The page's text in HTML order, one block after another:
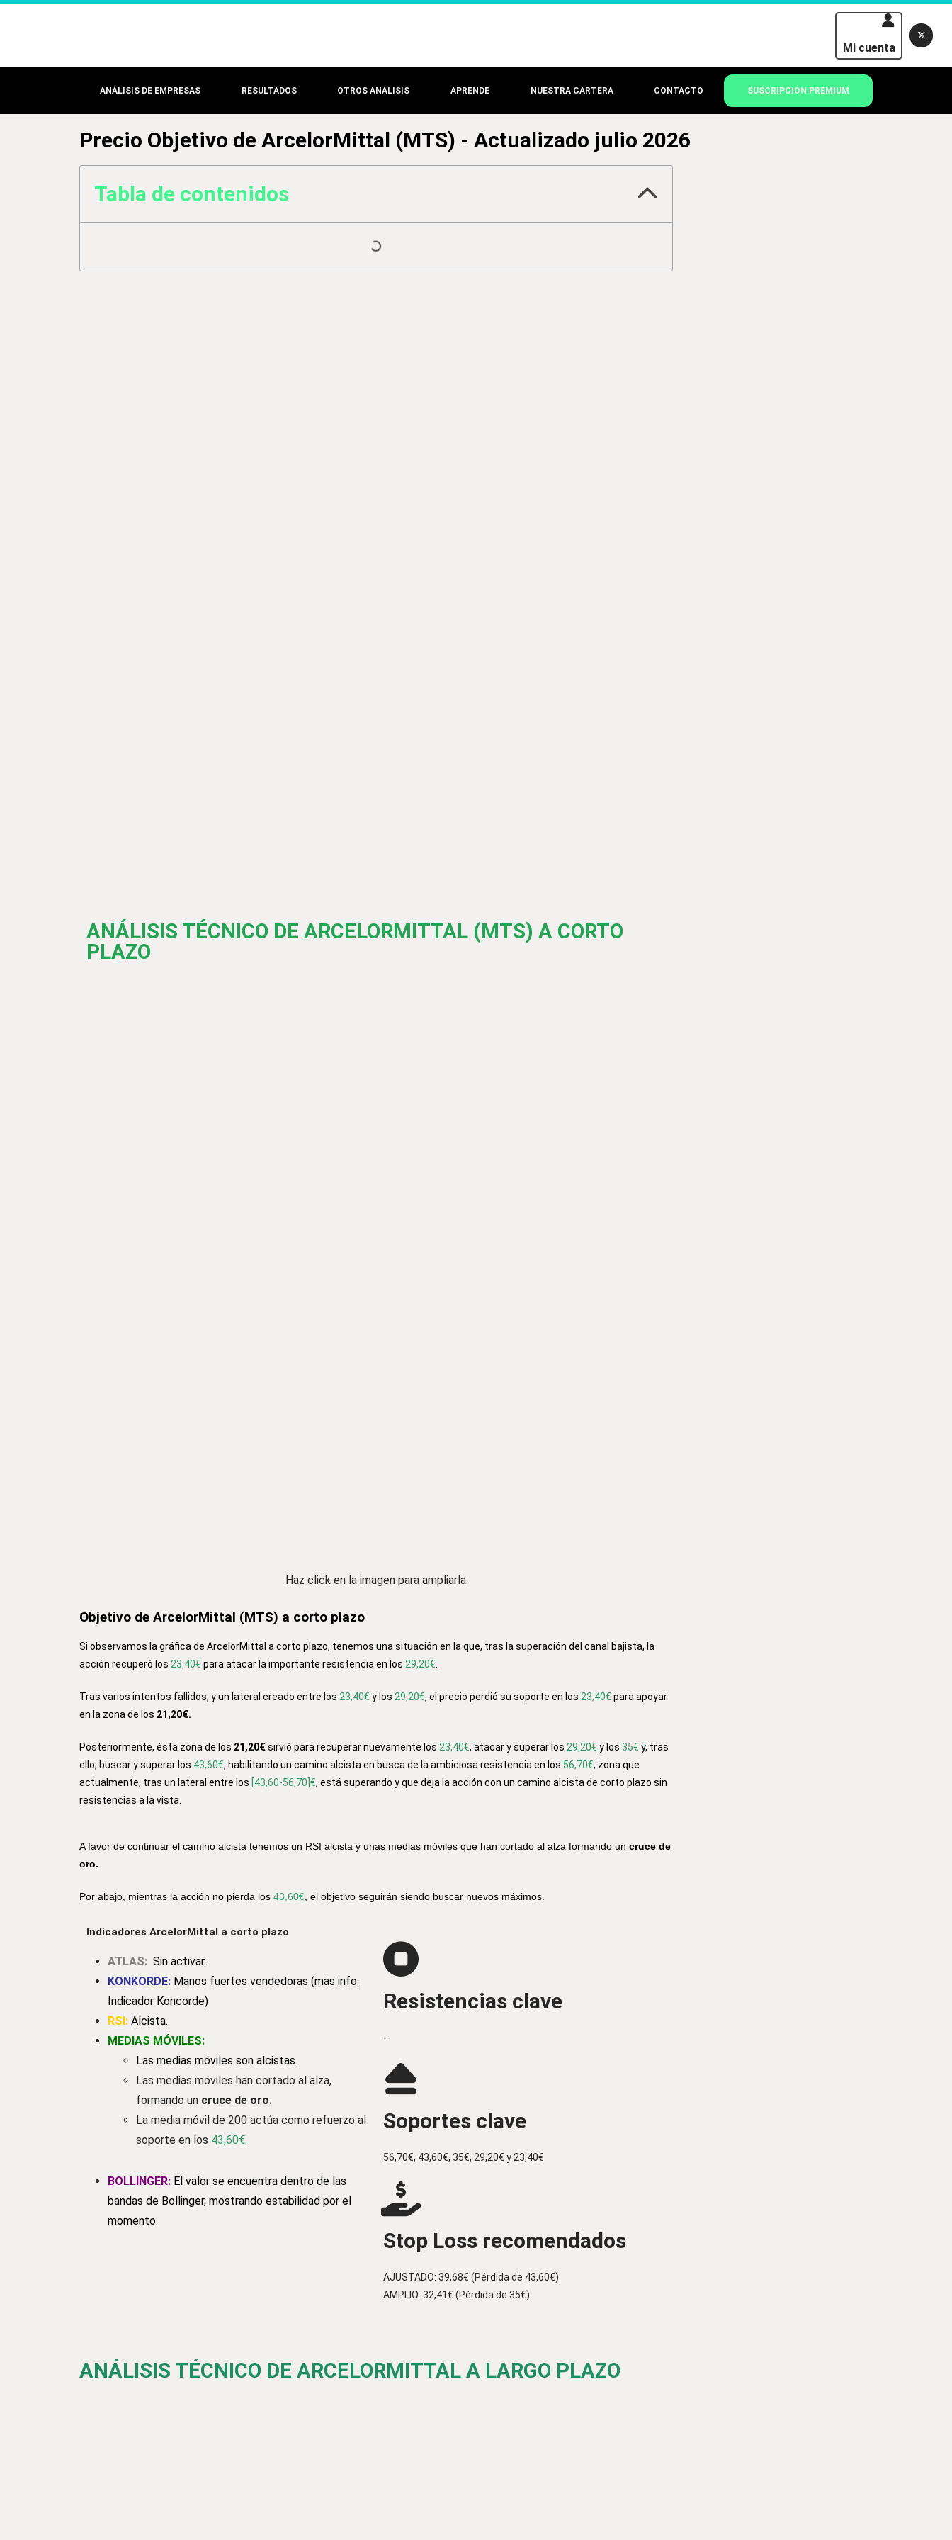
Mi cuenta
ANÁLISIS DE EMPRESAS RESULTADOS OTROS ANÁLISIS APRENDE NUESTRA CARTERA CONTACTO SUSCRIPCIÓN PREMIUM
Precio Objetivo de ArcelorMittal (MTS) - Actualizado julio 2026
Tabla de contenidos
ANÁLISIS TÉCNICO DE ARCELORMITTAL (MTS) A CORTO
PLAZO
Haz click en la imagen para ampliarla
Objetivo de ArcelorMittal (MTS) a corto plazo
Si observamos la gráfica de ArcelorMittal a corto plazo, tenemos una situación en la que, tras la superación del canal bajista, la
acción recuperó los 23,40€ para atacar la importante resistencia en los 29,20€.
Tras varios intentos fallidos, y un lateral creado entre los 23,40€ y los 29,20€, el precio perdió su soporte en los 23,40€ para apoyar
en la zona de los 21,20€.
Posteriormente, ésta zona de los 21,20€sirvió para recuperar nuevamente los 23,40€, atacar y superar los 29,20€ y los 35€ y, tras
ello, buscar y superar los 43,60€, habilitando un camino alcista en busca de la ambiciosa resistencia en los 56,70€, zona que
actualmente, tras un lateral entre los [43,60-56,70]€, está superando y que deja la acción con un camino alcista de corto plazo sin
resistencias a la vista.
A favor de continuar el camino alcista tenemos un RSI alcista y unas medias móviles que han cortado al alza formando un cruce de
oro.
Por abajo, mientras la acción no pierda los 43,60€, el objetivo seguirán siendo buscar nuevos máximos.
Indicadores ArcelorMittal a corto plazo
ATLAS: Sin activar.
KONKORDE: Manos fuertes vendedoras (más info:
Indicador Koncorde)
RSI: Alcista.
MEDIAS MÓVILES:
Las medias móviles son alcistas.
Las medias móviles han cortado al alza,
formando un cruce de oro.
La media móvil de 200 actúa como refuerzo al
soporte en los 43,60€.
BOLLINGER: El valor se encuentra dentro de las
bandas de Bollinger, mostrando estabilidad por el
momento.
Resistencias clave
--
Soportes clave
56,70€, 43,60€, 35€, 29,20€ y 23,40€
Stop Loss recomendados
AJUSTADO: 39,68€ (Pérdida de 43,60€)
AMPLIO: 32,41€ (Pérdida de 35€)
ANÁLISIS TÉCNICO DE ARCELORMITTAL A LARGO PLAZO